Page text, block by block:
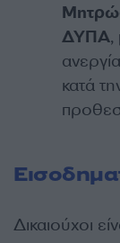
ΔΥΠΑ,
κατά
Δικαιούχοι